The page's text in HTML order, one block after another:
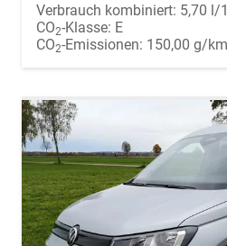
Verbrauch kombiniert: 5,70 l/
CO2-Klasse: E
CO2-Emissionen: 150,00 g/km